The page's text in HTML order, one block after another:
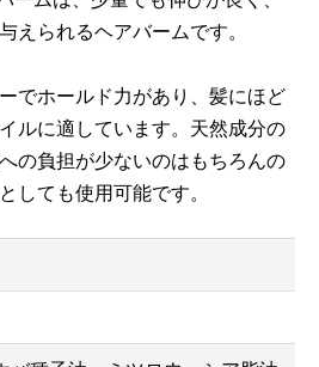
えられるヘアバームです。
でホールド力があり、髪にほど
ルに適しています。天然成分の
の負担が少ないのはもちろんの
しても使用可能です。